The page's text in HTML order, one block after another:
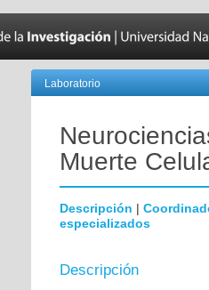
Laboratorio
Muerte
Descripción |
especializados
Descripción